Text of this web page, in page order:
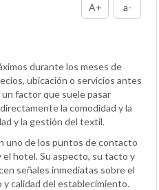
A+ a-
durante los meses de
ubicación o servicios antes
factor que suele pasar
la comodidad y la
y la gestión del textil.
uno de los puntos de contacto
hotel. Su aspecto, su tacto y
señales inmediatas sobre el
y calidad del establecimiento.